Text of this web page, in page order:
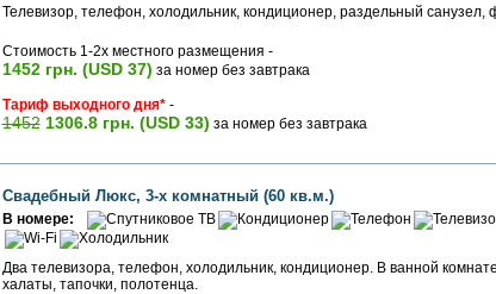
Телевизор, телефон, холодильник, кондиционер, раздельный санузел,
Стоимость 1-2х местного размещения -
1452 грн. (USD 37) за номер без завтрака
Тариф выходного дня*-
1452 1306.8 грн. (USD 33) за номер без завтрака
Свадебный Люкс, 3-х комнатный (60 кв.м.)
В номере:
Два телевизора, телефон, холодильник, кондиционер. В ванной
халаты, тапочки, полотенца.